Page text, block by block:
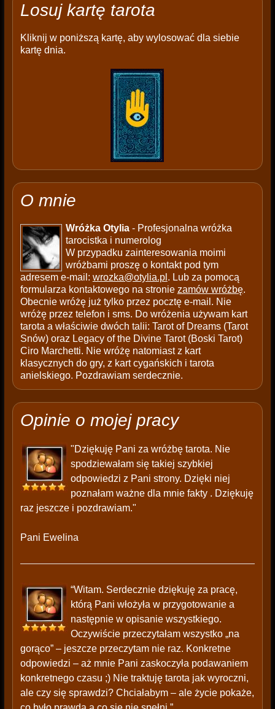
Losuj kartę tarota
Kliknij w poniższą kartę, aby wylosować dla siebie
kartę dnia.
O mnie
Wróżka Otylia- Profesjonalna wróżka
tarocistka i numerolog
W przypadku zainteresowania moimi
wróżbami proszę o kontakt pod tym
adresem e-mail: wrozka@otylia.pl . Lub za pomocą
formularza kontaktowego na stronie zamów wróżbę.
Obecnie wróżę już tylko przez pocztę e-mail. Nie
wróżę przez telefon i sms. Do wróżenia używam kart
tarota a właściwie dwóch talii: Tarot of Dreams (Tarot
Snów) oraz Legacy of the Divine Tarot (Boski Tarot)
Ciro Marchetti. Nie wróżę natomiast z kart
klasycznych do gry, z kart cygańskich i tarota
anielskiego. Pozdrawiam serdecznie.
Opinie o mojej pracy
"Dziękuję Pani za wróżbę tarota. Nie
spodziewałam się takiej szybkiej
odpowiedzi z Pani strony. Dzięki niej
poznałam ważne dla mnie fakty . Dziękuję
raz jeszcze i pozdrawiam."
Pani Ewelina
“Witam. Serdecznie dziękuję za pracę,
którą Pani włożyła w przygotowanie a
następnie w opisanie wszystkiego.
Oczywiście przeczytałam wszystko „na
gorąco” – jeszcze przeczytam nie raz. Konkretne
odpowiedzi – aż mnie Pani zaskoczyła podawaniem
konkretnego czasu ;) Nie traktuję tarota jak wyroczni,
ale czy się sprawdzi? Chciałabym – ale życie pokaże,